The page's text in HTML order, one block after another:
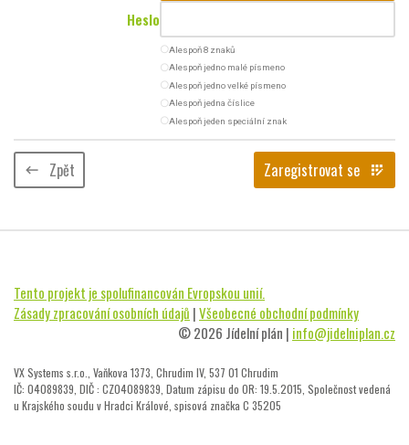
Heslo
radio_button_uncheckedAlespoň 8 znaků
radio_button_uncheckedAlespoň jedno malé písmeno
radio_button_uncheckedAlespoň jedno velké písmeno
radio_button_uncheckedAlespoň jedna číslice
radio_button_uncheckedAlespoň jeden speciální znak
keyboard_backspace Zpět Zaregistrovat se app_registration
Tento projekt je spolufinancován Evropskou unií.
Zásady zpracování osobních údajů |Všeobecné obchodní podmínky
© 2026 Jídelní plán | info@jidelniplan.cz
VX Systems s.r.o., Vaňkova 1373, Chrudim IV, 537 01 Chrudim
IČ: 04089839, DIČ : CZ04089839, Datum zápisu do OR: 19.5.2015, Společnost vedená
u Krajského soudu v Hradci Králové, spisová značka C 35205